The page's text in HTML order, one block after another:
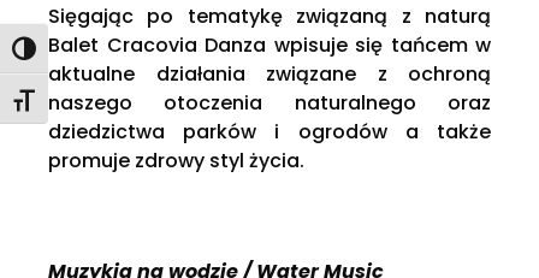
Toggle High Contrast
Toggle Font size
Sięgając po tematykę związaną z naturą
Balet Cracovia Danza wpisuje się tańcem w
aktualne działania związane z ochroną
naszego otoczenia naturalnego oraz
dziedzictwa parków i ogrodów a także
promuje zdrowy styl życia.
Muzykja na wodzie / Water Music